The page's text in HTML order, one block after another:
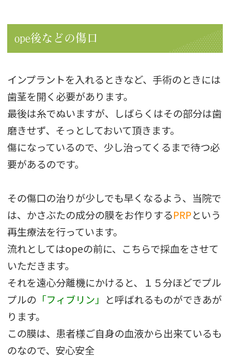
ope後などの傷口
インプラントを入れるときなど、手術のときには
歯茎を開く必要があります。
最後は糸でぬいますが、しばらくはその部分は歯
磨きせず、そっとしておいて頂きます。
傷になっているので、少し治ってくるまで待つ必
要があるのです。
その傷口の治りが少しでも早くなるよう、当院で
は、かさぶたの成分の膜をお作りするPRPという
再生療法を行っています。
流れとしてはopeの前に、こちらで採血をさせて
いただきます。
それを遠心分離機にかけると、１５分ほどでプル
プルの 「フィブリン」 と呼ばれるものができあが
ります。
この膜は、患者様ご自身の血液から出来ているも
のなので、安心安全